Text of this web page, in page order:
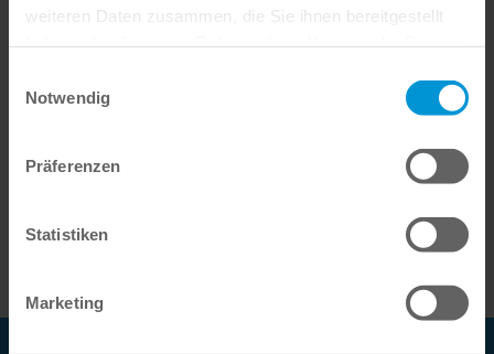
weiteren Daten zusammen, die Sie ihnen bereitgestellt
Notwendig
Präferenzen
Statistiken
Marketing
Medizinprodukte gemäß der Medizinprodukterichtlinie 93/42/EWG
durch SGS CE1639 zertifiziert, ausschließlich für die in den
entsprechenden Gebrauchsanweisungen beschriebene(n) Indikation(en).
zugeschrieben werden, fallen nicht in den Geltungsbereich der CE-
Zertifizierung, und Anwender/-innen sollten sich bewusst sein, dass die
Produktleistung und/oder -sicherheit von SGS für diese Zwecke nicht